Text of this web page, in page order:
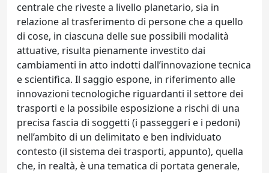
centrale che riveste a livello planetario, sia in
relazione al trasferimento di persone che a quello
di cose, in ciascuna delle sue possibili modalità
attuative, risulta pienamente investito dai
cambiamenti in atto indotti dall’innovazione tecnica
e scientifica. Il saggio espone, in riferimento alle
innovazioni tecnologiche riguardanti il settore dei
trasporti e la possibile esposizione a rischi di una
precisa fascia di soggetti (i passeggeri e i pedoni)
nell’ambito di un delimitato e ben individuato
contesto (il sistema dei trasporti, appunto), quella
che, in realtà, è una tematica di portata generale,